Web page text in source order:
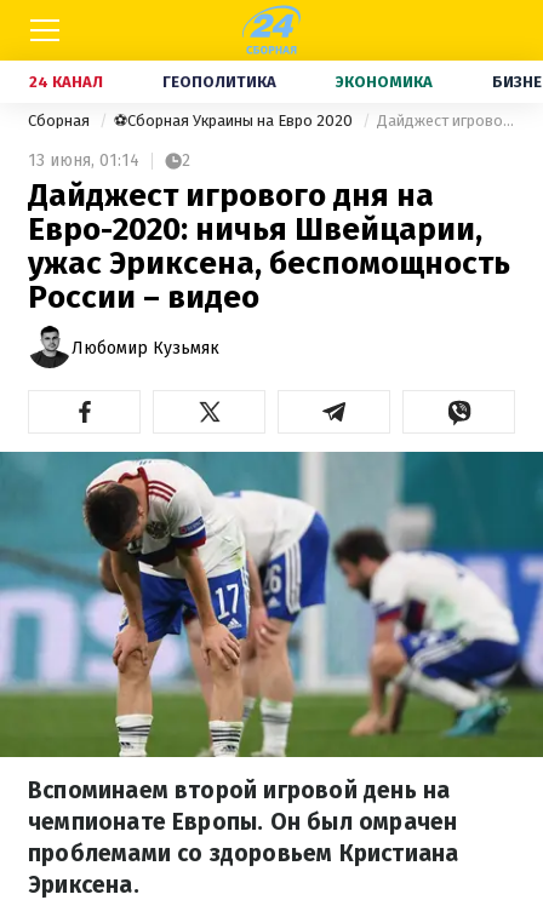
24 КАНАЛ ГЕОПОЛИТИКА ЭКОНОМИКА
Сборная ⚽Сборная Украины на Евро 2020 Дайджест игрового дня на Евро-2020: ничья Швейцарии, ужас Эриксена, беспомощность России – видео
13 июня, 01:14 2
Дайджест игрового дня на
Евро-2020: ничья Швейцарии,
ужас Эриксена, беспомощность
России – видео
Любомир Кузьмяк
Вспоминаем второй игровой день на
чемпионате Европы. Он был омрачен
проблемами со здоровьем Кристиана
Эриксена.